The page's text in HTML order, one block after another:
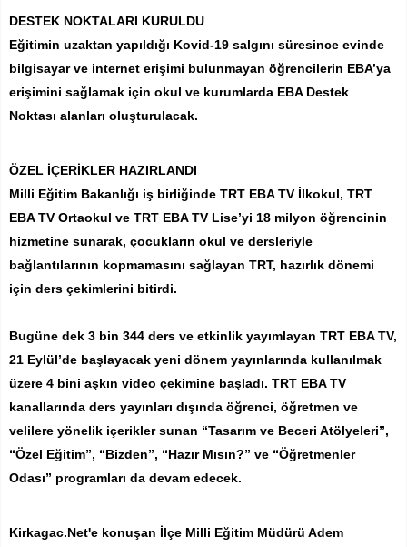
DESTEK NOKTALARI KURULDU
Eğitimin uzaktan yapıldığı Kovid-19 salgını süresince evinde
bilgisayar ve internet erişimi bulunmayan öğrencilerin EBA’ya
erişimini sağlamak için okul ve kurumlarda EBA Destek
Noktası alanları oluşturulacak.
ÖZEL İÇERİKLER HAZIRLANDI
Milli Eğitim Bakanlığı iş birliğinde TRT EBA TV İlkokul, TRT
EBA TV Ortaokul ve TRT EBA TV Lise’yi 18 milyon öğrencinin
hizmetine sunarak, çocukların okul ve dersleriyle
bağlantılarının kopmamasını sağlayan TRT, hazırlık dönemi
için ders çekimlerini bitirdi.
Bugüne dek 3 bin 344 ders ve etkinlik yayımlayan TRT EBA TV,
21 Eylül’de başlayacak yeni dönem yayınlarında kullanılmak
üzere 4 bini aşkın video çekimine başladı. TRT EBA TV
kanallarında ders yayınları dışında öğrenci, öğretmen ve
velilere yönelik içerikler sunan “Tasarım ve Beceri Atölyeleri”,
“Özel Eğitim”, “Bizden”, “Hazır Mısın?” ve “Öğretmenler
Odası” programları da devam edecek.
Kirkagac.Net'e konuşan İlçe Milli Eğitim Müdürü Adem